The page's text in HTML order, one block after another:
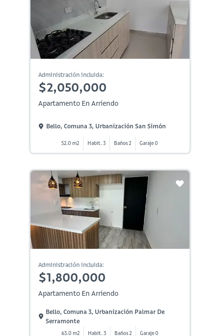
Administración incluida:
$2,050,000
Apartamento En Arriendo
Bello, Comuna 3, Urbanización San Simón
52.0 m2 Habit. 3 Baños 2 Garaje 0
Administración incluida:
$1,800,000
Apartamento En Arriendo
Bello, Comuna 3, Urbanización Palmar De
Serramonte
63.0 m2 Habit. 3 Baños 2 Garaje 0